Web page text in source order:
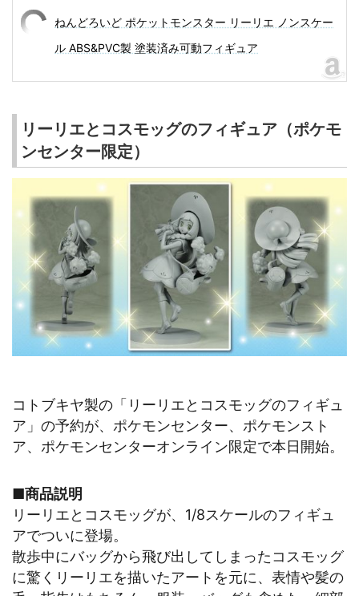
ねんどろいど ポケットモンスター リーリエ ノンスケー
ル ABS&PVC製 塗装済み可動フィギュア
リーリエとコスモッグのフィギュア（ポケモ
ンセンター限定）
コトブキヤ製の「リーリエとコスモッグのフィギュ
ア」の予約が、ポケモンセンター、ポケモンスト
ア、ポケモンセンターオンライン限定で本日開始。
■商品説明
リーリエとコスモッグが、1/8スケールのフィギュ
アでついに登場。
散歩中にバッグから飛び出してしまったコスモッグ
に驚くリーリエを描いたアートを元に、表情や髪の